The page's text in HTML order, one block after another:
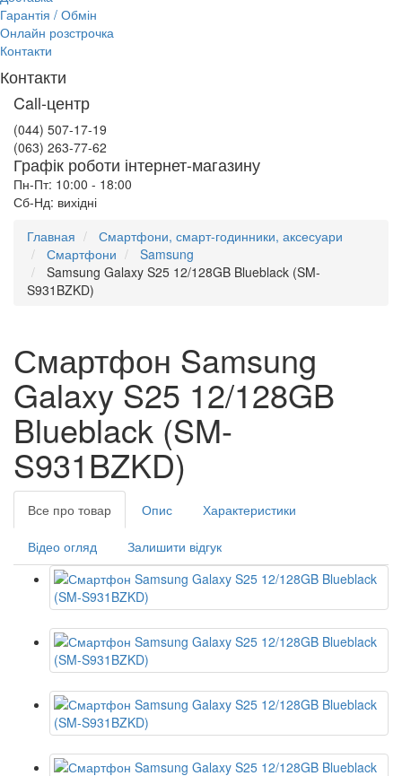
Гарантія / Обмін
Онлайн розстрочка
Контакти
Контакти
Call-центр
(044) 507-17-19
(063) 263-77-62
Графік роботи інтернет-магазину
Пн-Пт: 10:00 - 18:00
Сб-Нд: вихідні
Главная
Смартфони, смарт-годинники, аксесуари
Смартфони
Samsung
Samsung Galaxy S25 12/128GB Blueblack (SM-
S931BZKD)
Смартфон Samsung
Galaxy S25 12/128GB
Blueblack (SM-
S931BZKD)
Все про товар Опис Характеристики
Відео огляд Залишити відгук